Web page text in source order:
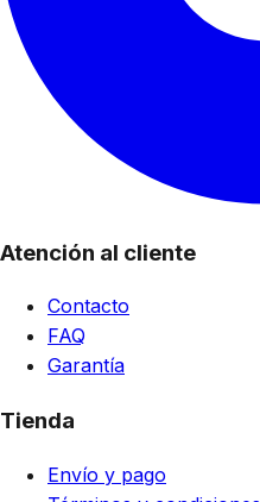
Atención al cliente
Contacto
FAQ
Garantía
Tienda
Envío y pago